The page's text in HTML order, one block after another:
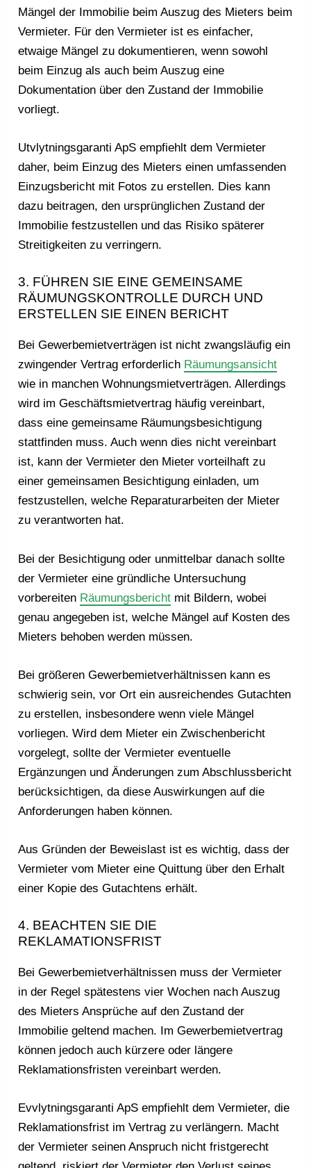
Mängel der Immobilie beim Auszug des Mieters beim
Vermieter. Für den Vermieter ist es einfacher,
etwaige Mängel zu dokumentieren, wenn sowohl
beim Einzug als auch beim Auszug eine
Dokumentation über den Zustand der Immobilie
vorliegt.
Utvlytningsgaranti ApS empfiehlt dem Vermieter
daher, beim Einzug des Mieters einen umfassenden
Einzugsbericht mit Fotos zu erstellen. Dies kann
dazu beitragen, den ursprünglichen Zustand der
Immobilie festzustellen und das Risiko späterer
Streitigkeiten zu verringern.
3. FÜHREN SIE EINE GEMEINSAME
RÄUMUNGSKONTROLLE DURCH UND
ERSTELLEN SIE EINEN BERICHT
Bei Gewerbemietverträgen ist nicht zwangsläufig ein
zwingender Vertrag erforderlich Räumungsansicht
wie in manchen Wohnungsmietverträgen. Allerdings
wird im Geschäftsmietvertrag häufig vereinbart,
dass eine gemeinsame Räumungsbesichtigung
stattfinden muss. Auch wenn dies nicht vereinbart
ist, kann der Vermieter den Mieter vorteilhaft zu
einer gemeinsamen Besichtigung einladen, um
festzustellen, welche Reparaturarbeiten der Mieter
zu verantworten hat.
Bei der Besichtigung oder unmittelbar danach sollte
der Vermieter eine gründliche Untersuchung
vorbereiten Räumungsbericht mit Bildern, wobei
genau angegeben ist, welche Mängel auf Kosten des
Mieters behoben werden müssen.
Bei größeren Gewerbemietverhältnissen kann es
schwierig sein, vor Ort ein ausreichendes Gutachten
zu erstellen, insbesondere wenn viele Mängel
vorliegen. Wird dem Mieter ein Zwischenbericht
vorgelegt, sollte der Vermieter eventuelle
Ergänzungen und Änderungen zum Abschlussbericht
berücksichtigen, da diese Auswirkungen auf die
Anforderungen haben können.
Aus Gründen der Beweislast ist es wichtig, dass der
Vermieter vom Mieter eine Quittung über den Erhalt
einer Kopie des Gutachtens erhält.
4. BEACHTEN SIE DIE
REKLAMATIONSFRIST
Bei Gewerbemietverhältnissen muss der Vermieter
in der Regel spätestens vier Wochen nach Auszug
des Mieters Ansprüche auf den Zustand der
Immobilie geltend machen. Im Gewerbemietvertrag
können jedoch auch kürzere oder längere
Reklamationsfristen vereinbart werden.
Evvlytningsgaranti ApS empfiehlt dem Vermieter, die
Reklamationsfrist im Vertrag zu verlängern. Macht
der Vermieter seinen Anspruch nicht fristgerecht